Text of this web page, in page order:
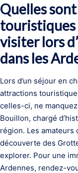
Quelles
touristiques
visiter lors
dans les
Lors d’un séjour en
attractions
celles-ci, ne
Bouillon, chargé
région. Les amateurs
découverte des
explorer. Pour une
Ardennes, rendez-